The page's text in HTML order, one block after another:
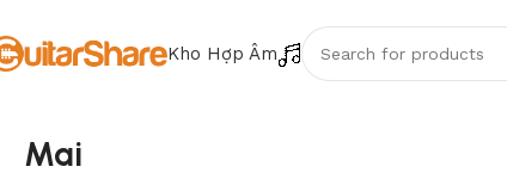
Kho Hợp Âm
Mai